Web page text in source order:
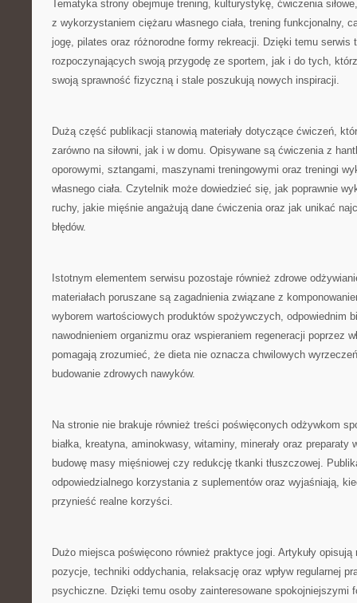
Tematyka strony obejmuje trening, kulturystykę, ćwiczenia
z wykorzystaniem ciężaru własnego ciała, trening funkcjonalny,
jogę, pilates oraz różnorodne formy rekreacji. Dzięki temu serwis
rozpoczynających swoją przygodę ze sportem, jak i do tych,
swoją sprawność fizyczną i stale poszukują nowych inspiracji.
Dużą część publikacji stanowią materiały dotyczące ćwiczeń,
zarówno na siłowni, jak i w domu. Opisywane są ćwiczenia z
oporowymi, sztangami, maszynami treningowymi oraz treningi
własnego ciała. Czytelnik może dowiedzieć się, jak poprawnie
ruchy, jakie mięśnie angażują dane ćwiczenia oraz jak unikać
błędów.
Istotnym elementem serwisu pozostaje również zdrowe
materiałach poruszane są zagadnienia związane z
wyborem wartościowych produktów spożywczych, odpowiednim
nawodnieniem organizmu oraz wspieraniem regeneracji poprzez
pomagają zrozumieć, że dieta nie oznacza chwilowych
budowanie zdrowych nawyków.
Na stronie nie brakuje również treści poświęconych odżywkom
białka, kreatyna, aminokwasy, witaminy, minerały oraz preparaty
budowę masy mięśniowej czy redukcję tkanki tłuszczowej.
odpowiedzialnego korzystania z suplementów oraz wyjaśniają,
przynieść realne korzyści.
Dużo miejsca poświęcono również praktyce jogi. Artykuły
pozycje, techniki oddychania, relaksację oraz wpływ regularnej
psychiczne. Dzięki temu osoby zainteresowane spokojniejszymi